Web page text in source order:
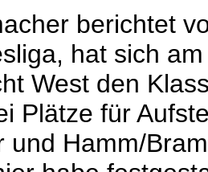
berichtet
hat sich
West den
Plätze für
und Hamm/